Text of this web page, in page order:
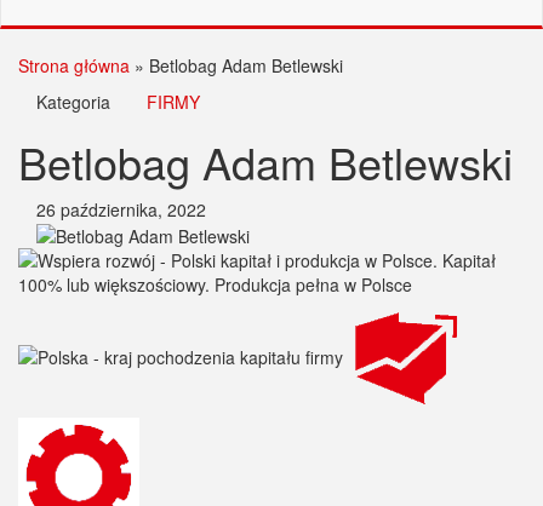
Strona główna » Betlobag Adam Betlewski
Kategoria
FIRMY
Betlobag Adam Betlewski
26 października, 2022